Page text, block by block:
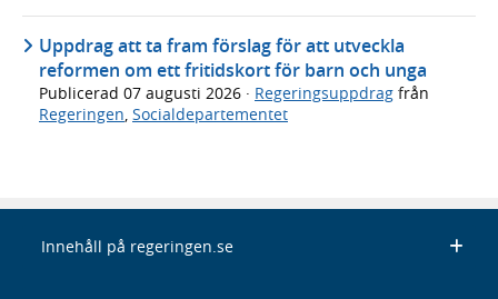
Uppdrag att ta fram förslag för att utveckla
reformen om ett fritidskort för barn och unga
Publicerad 07 augusti 2026 · Regeringsuppdrag från
Regeringen, Socialdepartementet
Innehåll på regeringen.se